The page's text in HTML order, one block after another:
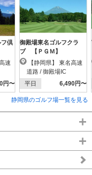
倶
円〜
御殿場東名ゴルフクラ
ブ 【ＰＧＭ】
道路 / 御殿場IC
平日
6,490円〜
静岡県のゴルフ場一覧を見る